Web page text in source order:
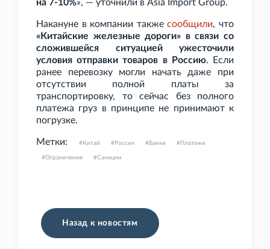
на 7-10%», — уточнили в Asia Import Group.
Накануне в компании такжесообщили, что
«Китайские железные дороги» в связи со
сложившейся ситуацией ужесточили
условия отправки товаров в Россию. Если
ранее перевозку могли начать даже при
отсутствии полной платы за
транспортировку, то сейчас без полного
платежа груз в принципе не принимают к
погрузке.
Метки: Китай Россия Банки Платежи
Ограничения Санкции
Назад к новостям